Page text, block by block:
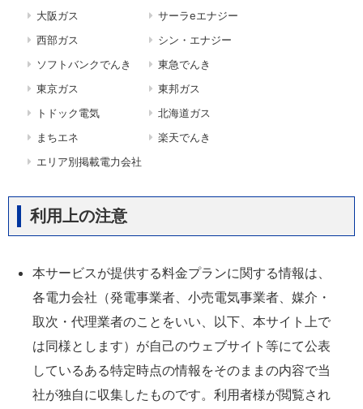
大阪ガス
サーラeエナジー
西部ガス
シン・エナジー
ソフトバンクでんき
東急でんき
東京ガス
東邦ガス
トドック電気
北海道ガス
まちエネ
楽天でんき
エリア別掲載電力会社
利用上の注意
本サービスが提供する料金プランに関する情報は、
各電力会社（発電事業者、小売電気事業者、媒介・
取次・代理業者のことをいい、以下、本サイト上で
は同様とします）が自己のウェブサイト等にて公表
しているある特定時点の情報をそのままの内容で当
社が独自に収集したものです。利用者様が閲覧され